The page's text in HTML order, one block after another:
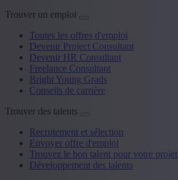
Trouver un emploi
Toutes les offres d'emploi
Devenir Project Consultant
Devenir HR Consultant
Freelance Consultant
Bright Young Grads
Conseils de carrière
Trouver des talents
Recrutement et sélection
Envoyer offre d'emploi
Trouvez le bon talent pour votre projet
Développement des talents